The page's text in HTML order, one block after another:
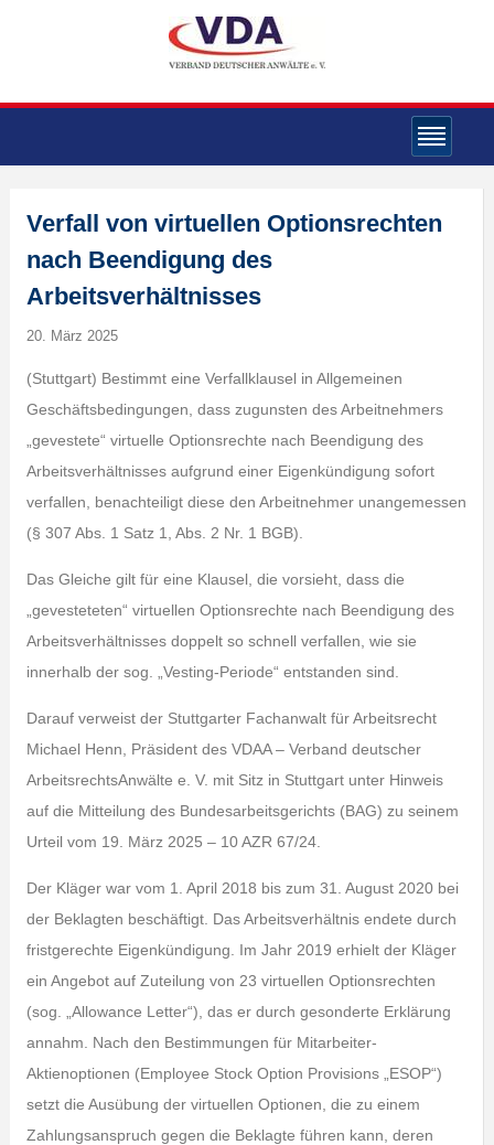
Verfall von virtuellen Optionsrechten
nach Beendigung des
Arbeitsverhältnisses
20. März 2025
(Stuttgart) Bestimmt eine Verfallklausel in Allgemeinen
Geschäftsbedingungen, dass zugunsten des Arbeitnehmers
„gevestete“ virtuelle Optionsrechte nach Beendigung des
Arbeitsverhältnisses aufgrund einer Eigenkündigung sofort
verfallen, benachteiligt diese den Arbeitnehmer unangemessen
(§ 307 Abs. 1 Satz 1, Abs. 2 Nr. 1 BGB).
Das Gleiche gilt für eine Klausel, die vorsieht, dass die
„gevesteteten“ virtuellen Optionsrechte nach Beendigung des
Arbeitsverhältnisses doppelt so schnell verfallen, wie sie
innerhalb der sog. „Vesting-Periode“ entstanden sind.
Darauf verweist der Stuttgarter Fachanwalt für Arbeitsrecht
Michael Henn, Präsident des VDAA – Verband deutscher
ArbeitsrechtsAnwälte e. V. mit Sitz in Stuttgart unter Hinweis
auf die Mitteilung des Bundesarbeitsgerichts (BAG) zu seinem
Urteil vom 19. März 2025 – 10 AZR 67/24.
Der Kläger war vom 1. April 2018 bis zum 31. August 2020 bei
der Beklagten beschäftigt. Das Arbeitsverhältnis endete durch
fristgerechte Eigenkündigung. Im Jahr 2019 erhielt der Kläger
ein Angebot auf Zuteilung von 23 virtuellen Optionsrechten
(sog. „Allowance Letter“), das er durch gesonderte Erklärung
annahm. Nach den Bestimmungen für Mitarbeiter-
Aktienoptionen (Employee Stock Option Provisions „ESOP“)
setzt die Ausübung der virtuellen Optionen, die zu einem
Zahlungsanspruch gegen die Beklagte führen kann, deren